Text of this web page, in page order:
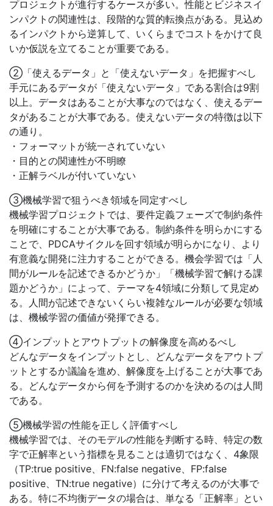
プロジェクトが進行するケースが多い。性能とビジネスイ
ンパクトの関連性は、段階的な質的転換点がある。見込め
るインパクトから逆算して、いくらまでコストをかけて良
いか仮説を立てることが重要である。
②「使えるデータ」と「使えないデータ」を把握すべし
手元にあるデータが「使えないデータ」である割合は9割
以上。データはあることが大事なのではなく、使えるデー
タがあることが大事である。使えないデータの特徴は以下
の通り。
・フォーマットが統一されていない
・目的との関連性が不明瞭
・正解ラベルが付いていない
③機械学習で狙うべき領域を同定すべし
機械学習プロジェクトでは、要件定義フェーズで制約条件
を明確にすることが大事である。制約条件を明らかにする
ことで、PDCAサイクルを回す領域が明らかになり、より
有意義な開発に注力することができる。機会学習では「人
間がルールを記述できるかどうか」「機械学習で解ける課
題かどうか」によって、テーマを4領域に分類して見定め
る。人間が記述できないくらい複雑なルールが必要な領域
は、機械学習の価値が発揮できる。
④インプットとアウトプットの解像度を高めるべし
どんなデータをインプットとし、どんなデータをアウトプ
ットとするか議論を進め、解像度を上げることが大事であ
る。どんなデータから何を予測するのかを決めるのは人間
である。
⑤機械学習の性能を正しく評価すべし
機械学習では、そのモデルの性能を判断する時、特定の数
字で正解率という指標を見ることは適切ではなく、4象限
（TP:true positive、FN:false negative、FP:false
positive、TN:true negative）に分けて考えるのが大事で
ある。特に不均衡データの場合は、単なる「正解率」とい